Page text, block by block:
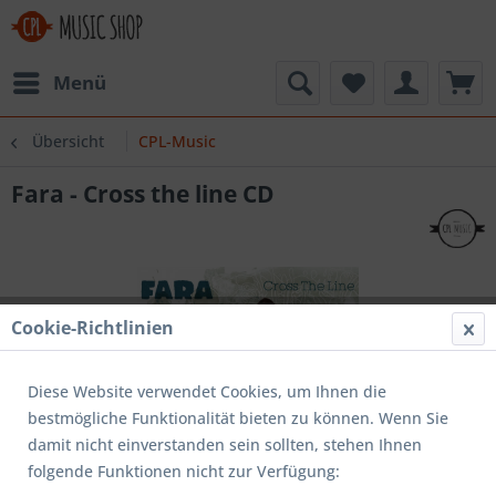
Menü
Übersicht CPL-Music
Fara - Cross the line CD
Cookie-Richtlinien
Diese Website verwendet Cookies, um Ihnen die
bestmögliche Funktionalität bieten zu können. Wenn Sie
damit nicht einverstanden sein sollten, stehen Ihnen
folgende Funktionen nicht zur Verfügung: